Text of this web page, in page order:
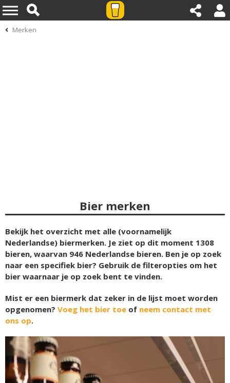
Merken
Bier merken
Bekijk het overzicht met alle (voornamelijk
Nederlandse) biermerken. Je ziet op dit moment 1308
bieren, waarvan 946 Nederlandse bieren. Ben je op zoek
naar een specifiek bier? Gebruik de filteropties om het
bier waarnaar je op zoek bent te vinden.
Mist er een biermerk dat zeker in de lijst moet worden
opgenomen? Voeg het bier toe of neem contact met
ons op.